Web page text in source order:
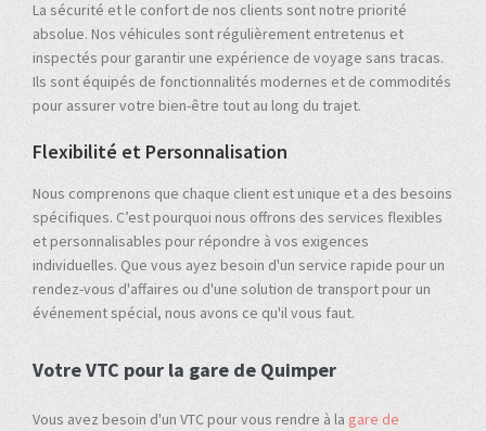
La sécurité et le confort de nos clients sont notre priorité
absolue. Nos véhicules sont régulièrement entretenus et
inspectés pour garantir une expérience de voyage sans tracas.
Ils sont équipés de fonctionnalités modernes et de commodités
pour assurer votre bien-être tout au long du trajet.
Flexibilité et Personnalisation
Nous comprenons que chaque client est unique et a des besoins
spécifiques. C’est pourquoi nous offrons des services flexibles
et personnalisables pour répondre à vos exigences
individuelles. Que vous ayez besoin d'un service rapide pour un
rendez-vous d'affaires ou d'une solution de transport pour un
événement spécial, nous avons ce qu'il vous faut.
Votre VTC pour la gare de Quimper
Vous avez besoin d'un VTC pour vous rendre à la gare de